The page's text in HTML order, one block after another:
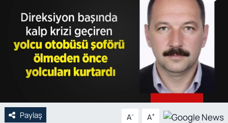
Paylaş A- A+
POLİTİKA
Siyaset
Spor
Web Tv